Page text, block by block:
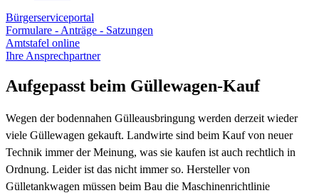
Bürgerserviceportal
Formulare - Anträge - Satzungen
Amtstafel online
Ihre Ansprechpartner
Aufgepasst beim Güllewagen-Kauf
Wegen der bodennahen Gülleausbringung werden derzeit wieder
viele Güllewagen gekauft. Landwirte sind beim Kauf von neuer
Technik immer der Meinung, was sie kaufen ist auch rechtlich in
Ordnung. Leider ist das nicht immer so. Hersteller von
Gülletankwagen müssen beim Bau die Maschinenrichtlinie